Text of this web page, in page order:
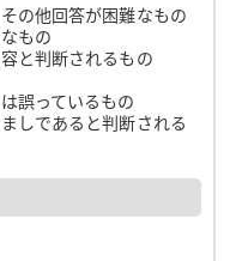
の他回答が困難なもの
もの
と判断されるもの
誤っているもの
しであると判断される